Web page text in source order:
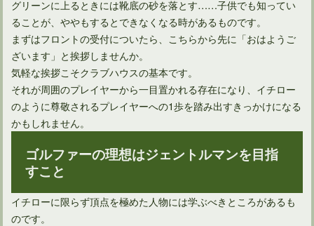
グリーンに上るときには靴底の砂を落とす……子供でも知ってい
ることが、ややもするとできなくなる時があるものです。
まずはフロントの受付についたら、こちらから先に「おはようご
ざいます」と挨拶しませんか。
気軽な挨拶こそクラブハウスの基本です。
それが周囲のプレイヤーから一目置かれる存在になり、イチロー
のように尊敬されるプレイヤーへの1歩を踏み出すきっかけになる
かもしれません。
ゴルファーの理想はジェントルマンを目指
すこと
イチローに限らず頂点を極めた人物には学ぶべきところがあるも
のです。